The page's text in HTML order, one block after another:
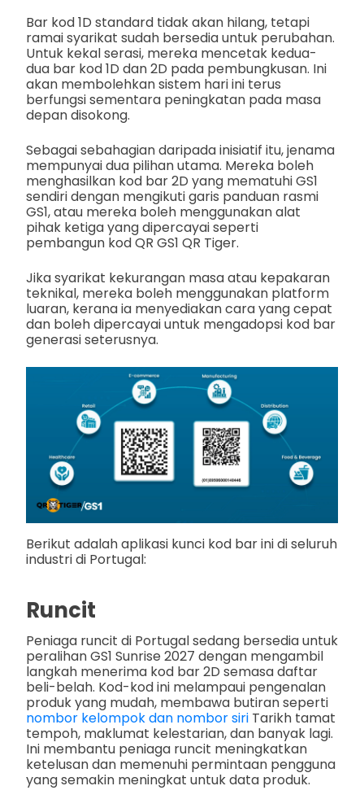
Bar kod 1D standard tidak akan hilang, tetapi
ramai syarikat sudah bersedia untuk perubahan.
Untuk kekal serasi, mereka mencetak kedua-
dua bar kod 1D dan 2D pada pembungkusan. Ini
akan membolehkan sistem hari ini terus
berfungsi sementara peningkatan pada masa
depan disokong.
Sebagai sebahagian daripada inisiatif itu, jenama
mempunyai dua pilihan utama. Mereka boleh
menghasilkan kod bar 2D yang mematuhi GS1
sendiri dengan mengikuti garis panduan rasmi
GS1, atau mereka boleh menggunakan alat
pihak ketiga yang dipercayai seperti
pembangun kod QR GS1 QR Tiger.
Jika syarikat kekurangan masa atau kepakaran
teknikal, mereka boleh menggunakan platform
luaran, kerana ia menyediakan cara yang cepat
dan boleh dipercayai untuk mengadopsi kod bar
generasi seterusnya.
Berikut adalah aplikasi kunci kod bar ini di seluruh
industri di Portugal:
Runcit
Peniaga runcit di Portugal sedang bersedia untuk
peralihan GS1 Sunrise 2027 dengan mengambil
langkah menerima kod bar 2D semasa daftar
beli-belah. Kod-kod ini melampaui pengenalan
produk yang mudah, membawa butiran seperti
nombor kelompok dan nombor siri Tarikh tamat
tempoh, maklumat kelestarian, dan banyak lagi.
Ini membantu peniaga runcit meningkatkan
ketelusan dan memenuhi permintaan pengguna
yang semakin meningkat untuk data produk.